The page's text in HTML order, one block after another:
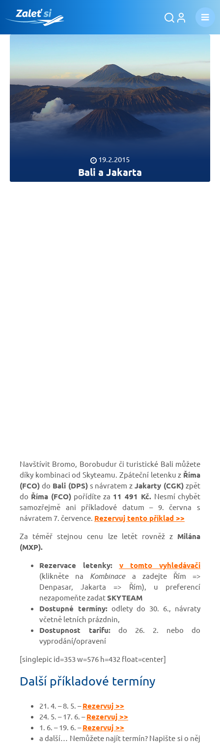
19.2.2015
Bali a Jakarta
Navštívit Bromo, Borobudur či turistické Bali můžete
díky kombinaci od Skyteamu. Zpáteční letenku z Říma
(FCO) do Bali (DPS)s návratem zJakarty (CGK) zpět
do Říma (FCO) pořídíte za 11 491 Kč. Nesmí chybět
samozřejmě ani příkladové datum – 9. června s
návratem 7. července. Rezervuj tento příklad >>
Za téměř stejnou cenu lze letět rovněž z Milána
(MXP).
Rezervace letenky:
v tomto vyhledávači
(klikněte na Kombinacea zadejte Řím =>
Denpasar, Jakarta => Řím), u preferencí
nezapomeňte zadatSKYTEAM
Dostupné termíny: odlety do 30. 6., návraty
včetně letních prázdnin,
Dostupnost tarifu: do 26. 2. nebo do
vyprodání/opravení
[singlepic id=353 w=576 h=432 float=center]
Další příkladové termíny
21. 4. – 8. 5. –Rezervuj >>
24. 5. – 17. 6. –Rezervuj >>
1. 6. – 19. 6. –Rezervuj >>
a další… Nemůžete najít termín? Napište si o něj